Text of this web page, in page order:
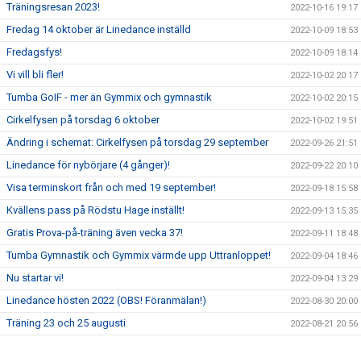
Träningsresan 2023! 2022-10-16 19:17
Fredag 14 oktober är Linedance inställd 2022-10-09 18:53
Fredagsfys! 2022-10-09 18:14
Vi vill bli fler! 2022-10-02 20:17
Tumba GoIF - mer än Gymmix och gymnastik 2022-10-02 20:15
Cirkelfysen på torsdag 6 oktober 2022-10-02 19:51
Ändring i schemat: Cirkelfysen på torsdag 29 september 2022-09-26 21:51
Linedance för nybörjare (4 gånger)! 2022-09-22 20:10
Visa terminskort från och med 19 september! 2022-09-18 15:58
Kvällens pass på Rödstu Hage inställt! 2022-09-13 15:35
Gratis Prova-på-träning även vecka 37! 2022-09-11 18:48
Tumba Gymnastik och Gymmix värmde upp Uttranloppet! 2022-09-04 18:46
Nu startar vi! 2022-09-04 13:29
Linedance hösten 2022 (OBS! Föranmälan!) 2022-08-30 20:00
Träning 23 och 25 augusti 2022-08-21 20:56